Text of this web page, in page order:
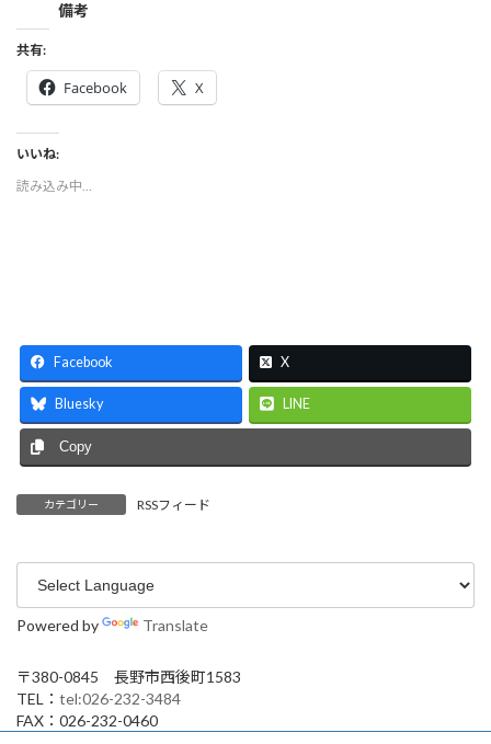
備考
共有:
Facebook X
いいね:
読み込み中…
Facebook X
Bluesky LINE
Copy
カテゴリー RSSフィード
Powered by Translate
〒380-0845 長野市西後町1583
TEL： tel:026-232-3484
FAX：026-232-0460